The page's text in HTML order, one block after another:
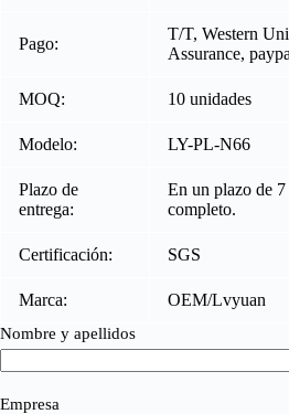
Pago:
T/T, Western
Assurance,
MOQ: 10 unidades
Modelo: LY-PL-N66
Plazo de
entrega:
En un plazo de
completo.
Certificación: SGS
Marca: OEM/Lvyuan
Nombre y apellidos
Empresa